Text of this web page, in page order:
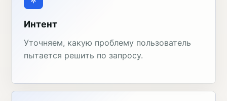
Интент
Уточняем, какую проблему пользователь
пытается решить по запросу.